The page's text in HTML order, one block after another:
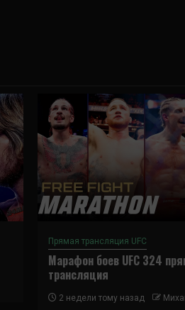
Прямая трансляция UFC
Марафон боев UFC 324
трансляция
2 недели тому назад